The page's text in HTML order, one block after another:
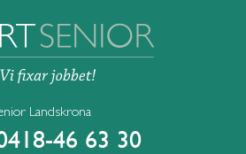
Landskrona
46 63 30